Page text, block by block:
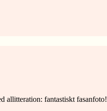
allitteration: fantastiskt fasanfoto!